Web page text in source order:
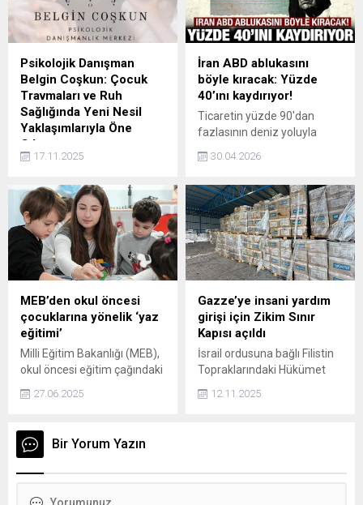
günü okulların tatil olup
olmayacağı merak konusu
oldu. Öğrenciler ve veliler,
"13 Ocak Salı İstanbul'da
okullar tatil mi" sorusuna
yanıt arıyor.
Psikolojik Danışman
Belgin Coşkun: Çocuk
Travmaları ve Ruh
Sağlığında Yeni Nesil
Yaklaşımlarıyla Öne
Çıkıyor
Ruh sağlığı, çocukluk
odaklı danışmanlık
alanlarında uzmanlaşan
Psikolojik Danışman Belgin
Coşkun, bilimsel temelli
yöntemleri ve kişiye özel
geliştirdiği danışmanlık
modeliyle psikoloji
dünyasında adından söz
ettirmeye devam ediyor.
17.11.2025
İran ABD ablukasını
böyle kıracak: Yüzde
40’ını kaydırıyor!
Ticaretin yüzde 90'dan
fazlasının deniz yoluyla
ablukasını kırmak için bu
ve koridor yollarına
yönlendirilebilme
kapasitesini değerlendiriyor.
30.04.2026
MEB’den okul öncesi
çocuklarına yönelik ‘yaz
eğitimi’
Milli Eğitim Bakanlığı (MEB),
okul öncesi eğitim çağındaki
geçirilen 'yaz eğitimleri'nin
tarihleri arasında
gerçekleştirileceğini
27.06.2025
Gazze’ye insani yardım
girişi için Zikim Sınır
Kapısı açıldı
İsrail ordusuna bağlı Filistin
Topraklarındaki Hükümet
Birimi, Zikim Sınır Kapısı'nın
12.11.2025
Bir Yorum Yazın